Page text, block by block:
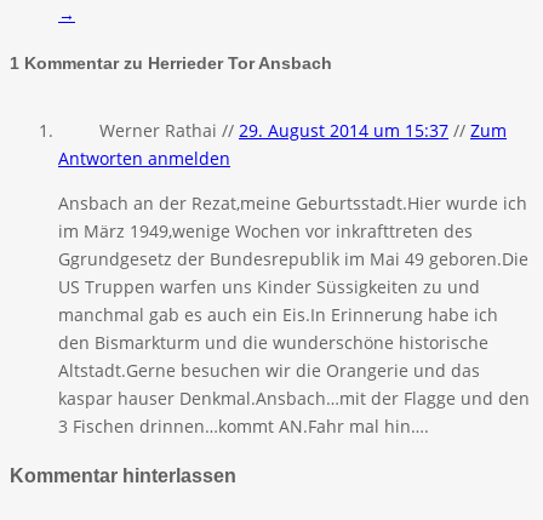
→
1 Kommentar zu Herrieder Tor Ansbach
Werner Rathai // 29. August 2014 um 15:37 // Zum
Antworten anmelden
Ansbach an der Rezat,meine Geburtsstadt.Hier wurde ich
im März 1949,wenige Wochen vor inkrafttreten des
Ggrundgesetz der Bundesrepublik im Mai 49 geboren.Die
US Truppen warfen uns Kinder Süssigkeiten zu und
manchmal gab es auch ein Eis.In Erinnerung habe ich
den Bismarkturm und die wunderschöne historische
Altstadt.Gerne besuchen wir die Orangerie und das
kaspar hauser Denkmal.Ansbach…mit der Flagge und den
3 Fischen drinnen…kommt AN.Fahr mal hin….
Kommentar hinterlassen